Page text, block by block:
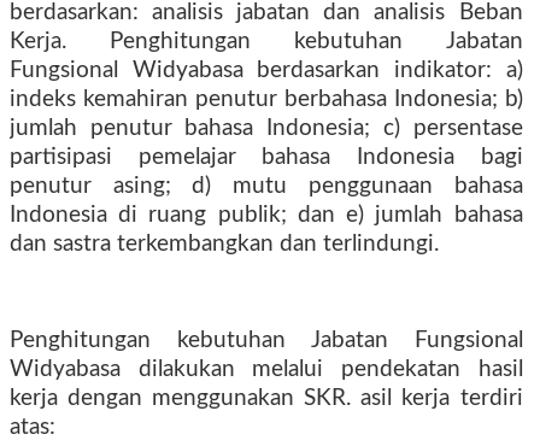
berdasarkan: analisis jabatan dan analisis Beban
Kerja. Penghitungan kebutuhan Jabatan
Fungsional Widyabasa berdasarkan indikator: a)
indeks kemahiran penutur berbahasa Indonesia; b)
jumlah penutur bahasa Indonesia; c) persentase
partisipasi pemelajar bahasa Indonesia bagi
penutur asing; d) mutu penggunaan bahasa
Indonesia di ruang publik; dan e) jumlah bahasa
dan sastra terkembangkan dan terlindungi.
Penghitungan kebutuhan Jabatan Fungsional
Widyabasa dilakukan melalui pendekatan hasil
kerja dengan menggunakan SKR. asil kerja terdiri
atas: